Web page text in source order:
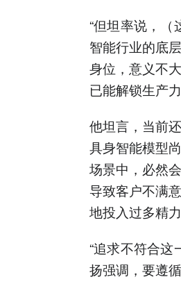
“但坦率说，
智能行业的底
身位，意义不
已能解锁生产力
他坦言，当前
具身智能模型
场景中，必然
导致客户不满
地投入过多精
“追求不符合
扬强调，要遵